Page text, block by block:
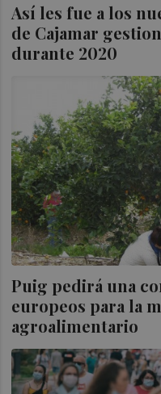
Así les fue a los
de Cajamar
durante 2020
Puig pedirá una
europeos para la
agroalimentario